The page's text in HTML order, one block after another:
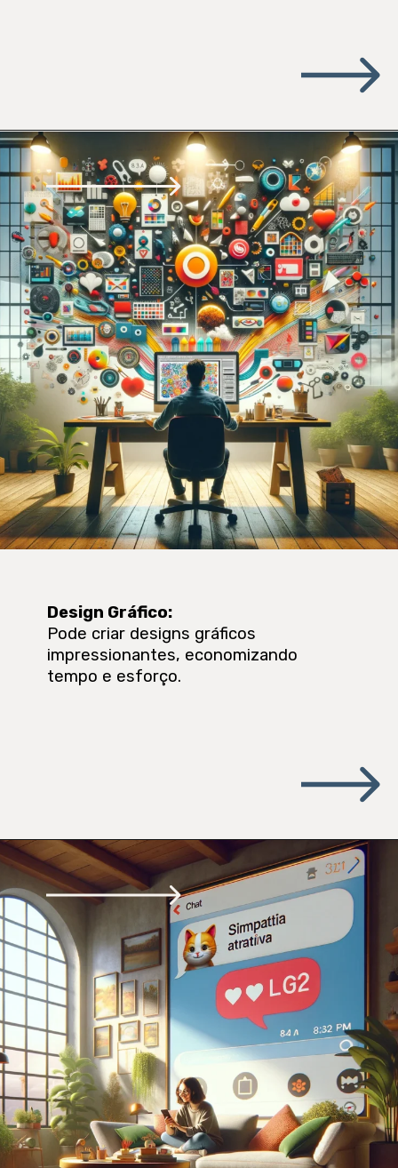
Design Gráfico:
Pode criar designs gráficos
impressionantes, economizando
tempo e esforço.